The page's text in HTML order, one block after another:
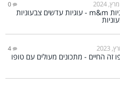
0
עוגיות m&m - עוגיות עדשים צבעוניות
4
זה החיים - מתכונים מעולים עם טופו